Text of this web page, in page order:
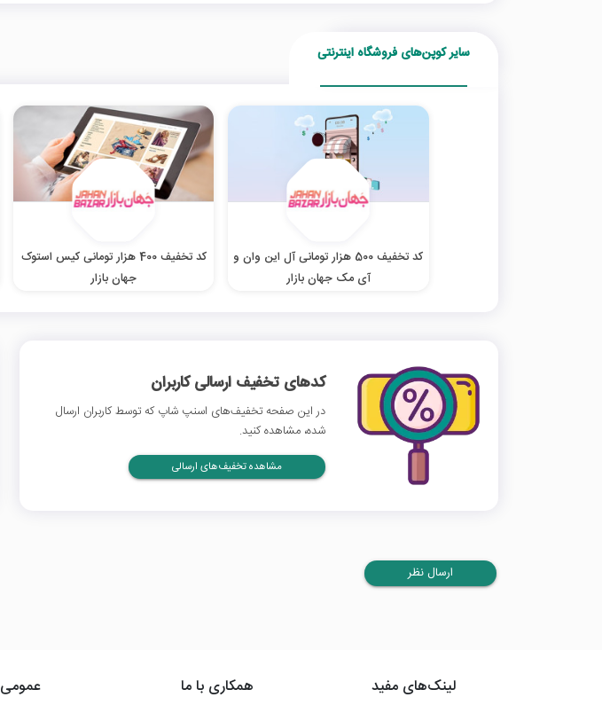
سایر کوپن‌های فروشگاه اینترنتی
کد تخفیف 500 هزار تومانی آل این وان و
آی مک جهان بازار
کد تخفیف 400 هزار تومانی کیس استوک
جهان بازار
کدهای تخفیف ارسالی کاربران
در این صفحه تخفیف‌های اسنپ شاپ که توسط کاربران ارسال
شده، مشاهده کنید.
مشاهده تخفیف‌های ارسالی
ارسال نظر
لینک‌های مفید
همکاری با ما
عمومی